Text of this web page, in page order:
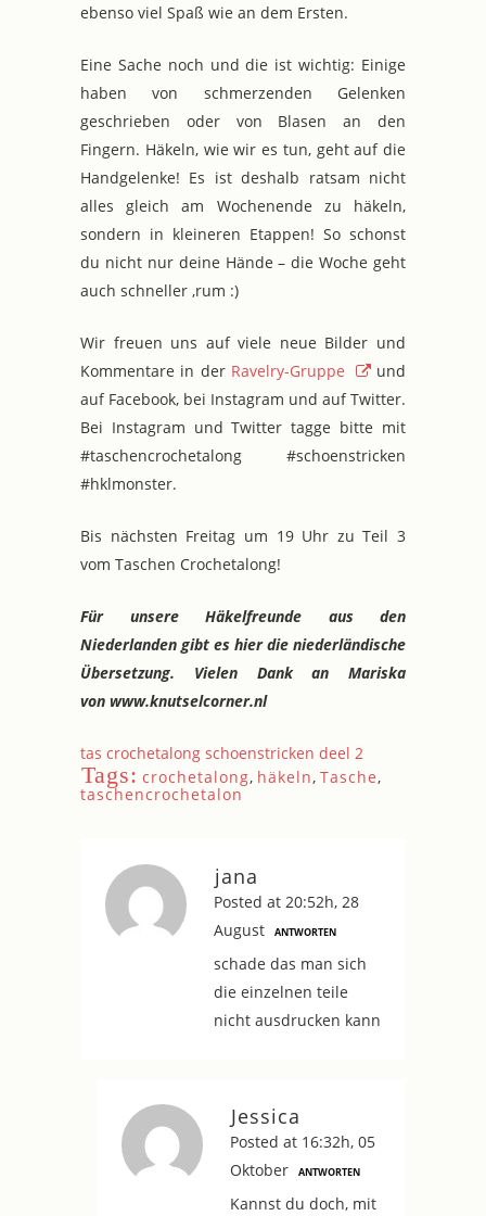
ebenso viel Spaß wie an dem Ersten.
Eine Sache noch und die ist wichtig: Einige
haben von schmerzenden Gelenken
geschrieben oder von Blasen an den
Fingern. Häkeln, wie wir es tun, geht auf die
Handgelenke! Es ist deshalb ratsam nicht
alles gleich am Wochenende zu häkeln,
sondern in kleineren Etappen! So schonst
du nicht nur deine Hände – die Woche geht
auch schneller ‚rum :)
Wir freuen uns auf viele neue Bilder und
Kommentare in der Ravelry-Gruppe
und
auf Facebook, bei Instagram und auf Twitter.
Bei Instagram und Twitter tagge bitte mit
#taschencrochetalong #schoenstricken
#hklmonster.
Bis nächsten Freitag um 19 Uhr zu Teil 3
vom Taschen Crochetalong!
Für unsere Häkelfreunde aus den
Niederlanden gibt es hier die niederländische
Übersetzung. Vielen Dank an Mariska
von www.knutselcorner.nl
tas crochetalong schoenstricken deel 2
Tags: crochetalong, häkeln,Tasche,
taschencrochetalon
jana
Posted at 20:52h, 28
August
ANTWORTEN
schade das man sich
die einzelnen teile
nicht ausdrucken kann
Jessica
Posted at 16:32h, 05
Oktober
ANTWORTEN
Kannst du doch, mit